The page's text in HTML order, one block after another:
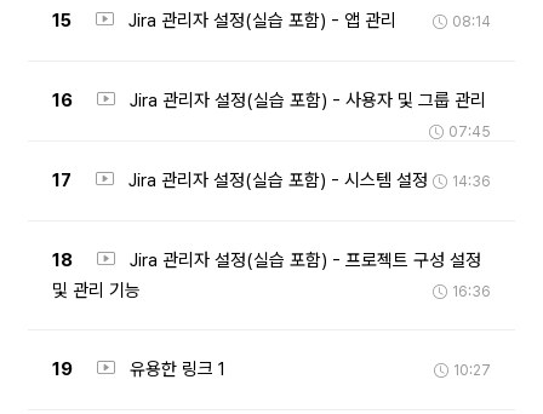
15 Jira 관리자 설정(실습 포함) - 앱 관리 08:14
16 Jira 관리자 설정(실습 포함) - 사용자 및 그룹 관리
07:45
17 Jira 관리자 설정(실습 포함) - 시스템 설정 14:36
18
Jira 관리자 설정(실습 포함) - 프로젝트 구성 설정
및 관리 기능
16:36
19 유용한 링크 1 10:27